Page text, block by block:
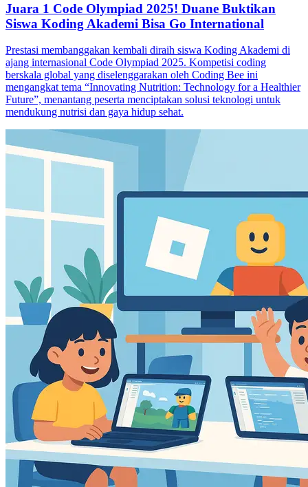
Juara 1 Code Olympiad 2025! Duane Buktikan
Siswa Koding Akademi Bisa Go International
Prestasi membanggakan kembali diraih siswa Koding Akademi di
ajang internasional Code Olympiad 2025. Kompetisi coding
berskala global yang diselenggarakan oleh Coding Bee ini
mengangkat tema “Innovating Nutrition: Technology for a Healthier
Future”, menantang peserta menciptakan solusi teknologi untuk
mendukung nutrisi dan gaya hidup sehat.